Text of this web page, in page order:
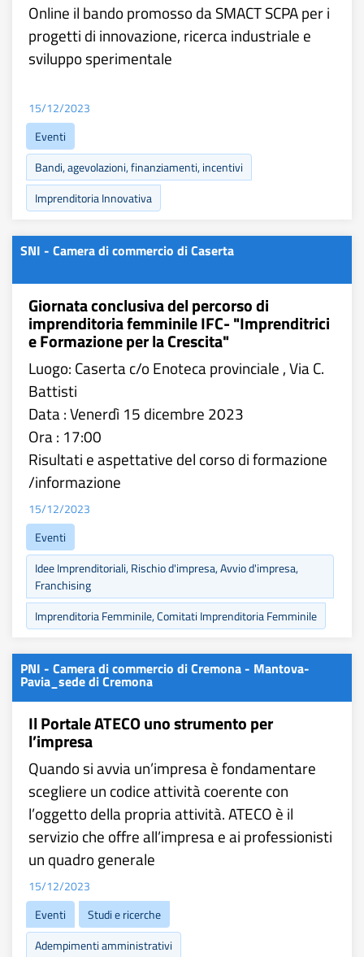
Online il bando promosso da SMACT SCPA per i
progetti di innovazione, ricerca industriale e
sviluppo sperimentale
15/12/2023
Eventi
Bandi, agevolazioni, finanziamenti, incentivi
Imprenditoria Innovativa
SNI - Camera di commercio di Caserta
Giornata conclusiva del percorso di
imprenditoria femminile IFC- "Imprenditrici
e Formazione per la Crescita"
Luogo: Caserta c/o Enoteca provinciale , Via C.
Battisti
Data : Venerdì 15 dicembre 2023
Ora : 17:00
Risultati e aspettative del corso di formazione
/informazione
15/12/2023
Eventi
Idee Imprenditoriali, Rischio d'impresa, Avvio d'impresa,
Franchising
Imprenditoria Femminile, Comitati Imprenditoria Femminile
PNI - Camera di commercio di Cremona - Mantova-
Pavia_sede di Cremona
Il Portale ATECO uno strumento per
l’impresa
Quando si avvia un’impresa è fondamentare
scegliere un codice attività coerente con
l’oggetto della propria attività. ATECO è il
servizio che offre all’impresa e ai professionisti
un quadro generale
15/12/2023
Eventi
Studi e ricerche
Adempimenti amministrativi